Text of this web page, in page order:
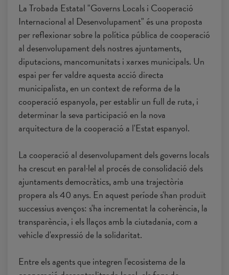
La Trobada Estatal "Governs Locals i Cooperació
Internacional al Desenvolupament" és una proposta
per reflexionar sobre la política pública de cooperació
al desenvolupament dels nostres ajuntaments,
diputacions, mancomunitats i xarxes municipals. Un
espai per fer valdre aquesta acció directa
municipalista, en un context de reforma de la
cooperació espanyola, per establir un full de ruta, i
determinar la seva participació en la nova
arquitectura de la cooperació a l'Estat espanyol.
La cooperació al desenvolupament dels governs locals
ha crescut en paral·lel al procés de consolidació dels
ajuntaments democràtics, amb una trajectòria
propera als 40 anys. En aquest període s'han produït
successius avenços: s'ha incrementat la coherència, la
transparència, i els llaços amb la ciutadania, com a
vehicle d'expressió de la solidaritat.
Entre els agents que integren l'ecosistema de la